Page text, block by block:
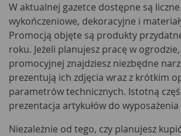
W aktualnej gazetce dostępne są
wykończeniowe, dekoracyjne i
Promocją objęte są produkty
roku. Jeżeli planujesz pracę w
promocyjnej znajdziesz niezbędne
prezentują ich zdjęcia wraz z krótkim
parametrów technicznych. Istotną
prezentacja artykułów do
Niezależnie od tego, czy planujesz